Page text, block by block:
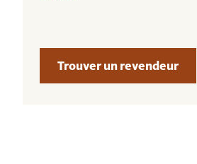
Trouver un revendeur